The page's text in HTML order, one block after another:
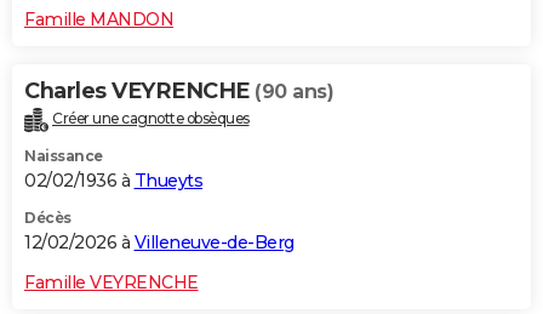
Famille MANDON
Charles VEYRENCHE (90 ans)
Créer une cagnotte obsèques
Naissance
02/02/1936 à Thueyts
Décès
12/02/2026 à Villeneuve-de-Berg
Famille VEYRENCHE